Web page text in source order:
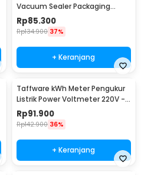
Vacuum Sealer Packaging
Machine with Bag - HF-001
Rp85.300
Rp134.900 37%
+ Keranjang
Taffware kWh Meter Pengukur
Listrik Power Voltmeter 220V -
DDS667
Rp91.900
Rp142.900 36%
+ Keranjang